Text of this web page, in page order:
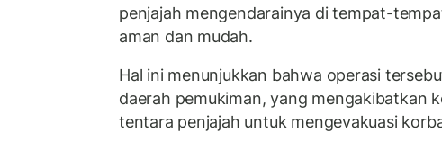
penjajah mengendarainya di tempat-
aman dan mudah.
Hal ini menunjukkan bahwa operasi
daerah pemukiman, yang mengakibatkan
tentara penjajah untuk mengevakuasi